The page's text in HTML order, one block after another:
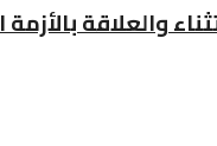
والعلاقة بالأزمة